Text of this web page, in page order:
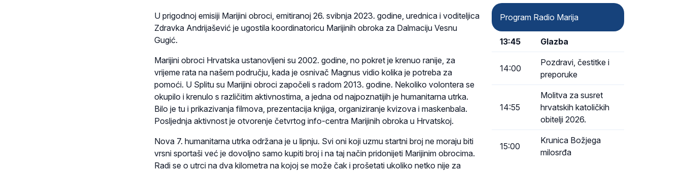
U prigodnoj emisiji Marijini obroci, emitiranoj 26. svibnja 2023. godine, urednica i voditeljica
Zdravka Andrijašević je ugostila koordinatoricu Marijinih obroka za Dalmaciju Vesnu
Gugić.
Marijini obroci Hrvatska ustanovljeni su 2002. godine, no pokret je krenuo ranije, za
vrijeme rata na našem području, kada je osnivač Magnus vidio kolika je potreba za
pomoći. U Splitu su Marijini obroci započeli s radom 2013. godine. Nekoliko volontera se
okupilo i krenulo s različitim aktivnostima, a jedna od najpoznatijih je humanitarna utrka.
Bilo je tu i prikazivanja filmova, prezentacija knjiga, organiziranje kvizova i maskenbala.
Posljednja aktivnost je otvorenje četvrtog info-centra Marijinih obroka u Hrvatskoj.
Nova 7. humanitarna utrka održana je u lipnju. Svi oni koji uzmu startni broj ne moraju biti
vrsni sportaši već je dovoljno samo kupiti broj i na taj način pridonijeti Marijinim obrocima.
Radi se o utrci na dva kilometra na kojoj se može čak i prošetati ukoliko netko nije za
Program Radio Marija
13:45 Glazba
14:00
Pozdravi, čestitke i
preporuke
14:55
Molitva za susret
hrvatskih katoličkih
obitelji 2026.
15:00
Krunica Božjega
milosrđa